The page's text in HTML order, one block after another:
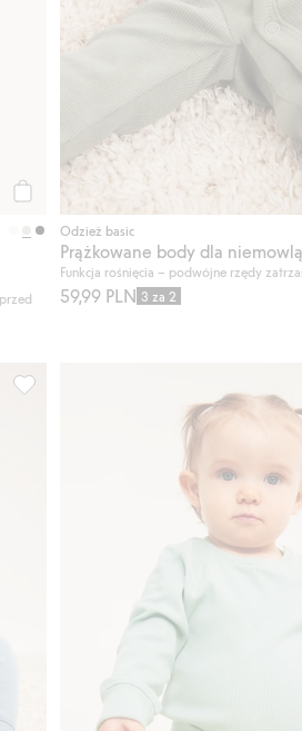
Odzież basic
Prążkowane body dla
Funkcja rośnięcia – podwójne rzędy
59,99 PLN 3 za 2
do listy ulubione
Prążkowane body z możliwością